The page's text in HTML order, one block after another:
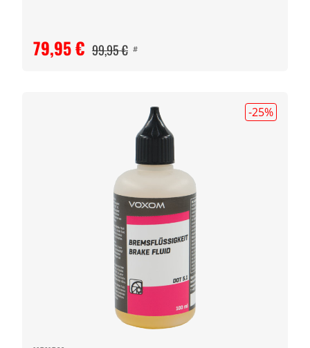
79,95 € 99,95 € #
-25%